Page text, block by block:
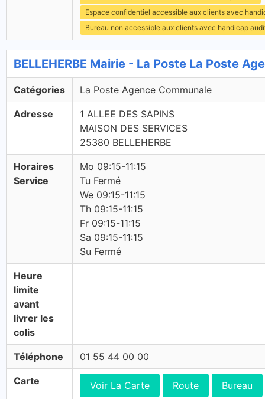
Espace confidentiel accessible aux clients avec
Bureau non accessible aux clients avec handicap
BELLEHERBE Mairie - La Poste La Poste
Catégories La Poste Agence Communale
Adresse
1 ALLEE DES SAPINS
MAISON DES SERVICES
25380 BELLEHERBE
Horaires
Service
Mo 09:15-11:15
Tu Fermé
We 09:15-11:15
Th 09:15-11:15
Fr 09:15-11:15
Sa 09:15-11:15
Su Fermé
Heure
limite
avant
livrer les
colis
Téléphone 01 55 44 00 00
Carte Voir La Carte Route Bureau